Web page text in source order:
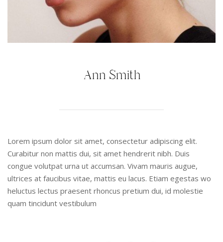
Ann Smith
Lorem ipsum dolor sit amet, consectetur adipiscing elit.
Curabitur non mattis dui, sit amet hendrerit nibh. Duis
congue volutpat urna ut accumsan. Vivam mauris augue,
ultrices at faucibus vitae, mattis eu lacus. Etiam egestas wo
heluctus lectus praesent rhoncus pretium dui, id molestie
quam tincidunt vestibulum